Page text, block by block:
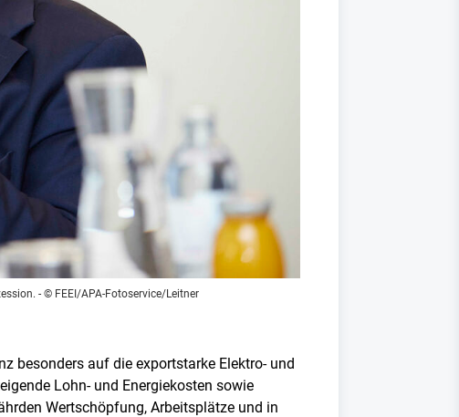
- © FEEI/APA-Fotoservice/Leitner
besonders auf die exportstarke Elektro- und
Lohn- und Energiekosten sowie
Wertschöpfung, Arbeitsplätze und in